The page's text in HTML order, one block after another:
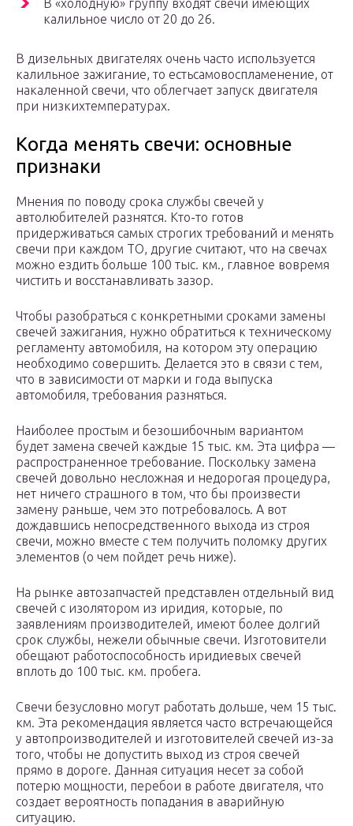
В «холодную» группу входят свечи имеющих
калильное число от 20 до 26.
В дизельных двигателях очень часто используется
калильное зажигание, то естьсамовоспламенение, от
накаленной свечи, что облегчает запуск двигателя
при низкихтемпературах.
Когда менять свечи: основные
признаки
Мнения по поводу срока службы свечей у
автолюбителей разнятся. Кто-то готов
придерживаться самых строгих требований и менять
свечи при каждом ТО, другие считают, что на свечах
можно ездить больше 100 тыс. км., главное вовремя
чистить и восстанавливать зазор.
Чтобы разобраться с конкретными сроками замены
свечей зажигания, нужно обратиться к техническому
регламенту автомобиля, на котором эту операцию
необходимо совершить. Делается это в связи с тем,
что в зависимости от марки и года выпуска
автомобиля, требования разняться.
Наиболее простым и безошибочным вариантом
будет замена свечей каждые 15 тыс. км. Эта цифра —
распространенное требование. Поскольку замена
свечей довольно несложная и недорогая процедура,
нет ничего страшного в том, что бы произвести
замену раньше, чем это потребовалось. А вот
дождавшись непосредственного выхода из строя
свечи, можно вместе с тем получить поломку других
элементов (о чем пойдет речь ниже).
На рынке автозапчастей представлен отдельный вид
свечей с изолятором из иридия, которые, по
заявлениям производителей, имеют более долгий
срок службы, нежели обычные свечи. Изготовители
обещают работоспособность иридиевых свечей
вплоть до 100 тыс. км. пробега.
Свечи безусловно могут работать дольше, чем 15 тыс.
км. Эта рекомендация является часто встречающейся
у автопроизводителей и изготовителей свечей из-за
того, чтобы не допустить выход из строя свечей
прямо в дороге. Данная ситуация несет за собой
потерю мощности, перебои в работе двигателя, что
создает вероятность попадания в аварийную
ситуацию.